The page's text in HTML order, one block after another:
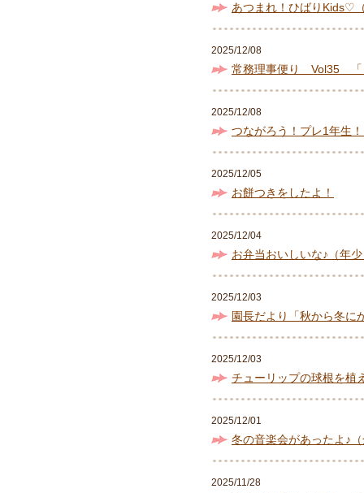
あつまれ！ひばりKids♡
2025/12/08
常務理事便り Vol35 「
2025/12/08
つながろう！プレ1年生
2025/12/05
お餅つきをしたよ！
2025/12/04
お弁当おいしいな♪（年
2025/12/03
園長だより「秋から冬に
2025/12/03
チューリップの球根を植
2025/12/01
冬の音楽会があったよ♪
2025/11/28